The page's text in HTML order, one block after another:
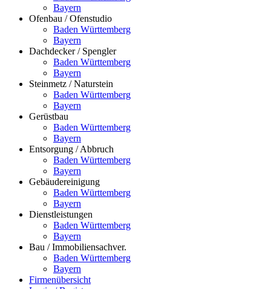
Bayern
Ofenbau / Ofenstudio
Baden Württemberg
Bayern
Dachdecker / Spengler
Baden Württemberg
Bayern
Steinmetz / Naturstein
Baden Württemberg
Bayern
Gerüstbau
Baden Württemberg
Bayern
Entsorgung / Abbruch
Baden Württemberg
Bayern
Gebäudereinigung
Baden Württemberg
Bayern
Dienstleistungen
Baden Württemberg
Bayern
Bau / Immobiliensachver.
Baden Württemberg
Bayern
Firmenübersicht